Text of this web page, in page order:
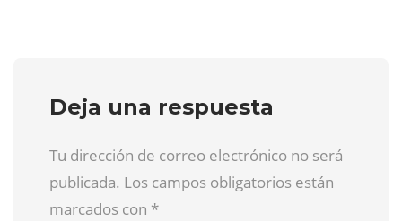
Deja una respuesta
Tu dirección de correo electrónico no será
publicada. Los campos obligatorios están
marcados con *